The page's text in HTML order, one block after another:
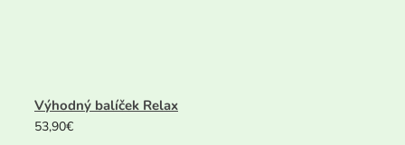
Výhodný balíček Relax
53,90€